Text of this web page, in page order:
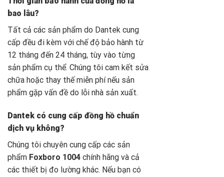
bao lâu?
Tất cả các sản phẩm do Dantek cung
cấp đều đi kèm với chế độ bảo hành từ
12 tháng đến 24 tháng, tùy vào từng
sản phẩm cụ thể. Chúng tôi cam kết sửa
chữa hoặc thay thế miễn phí nếu sản
phẩm gặp vấn đề do lỗi nhà sản xuất.
Dantek có cung cấp đồng hồ chuẩn
dịch vụ không?
Chúng tôi chuyên cung cấp các sản
phẩm Foxboro 1004 chính hãng và cả
các thiết bị đo lường khác. Nếu bạn có